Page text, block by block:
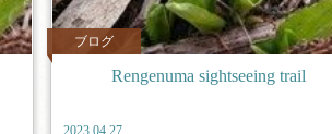
ブログ
Rengenuma sightseeing trail
2023.04.27